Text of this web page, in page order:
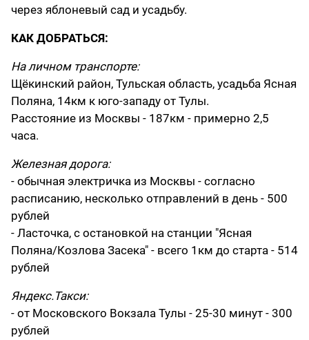
через яблоневый сад и усадьбу.
КАК ДОБРАТЬСЯ:
На личном транспорте:
Щёкинский район, Тульская область, усадьба Ясная
Поляна, 14км к юго-западу от Тулы.
Расстояние из Москвы - 187км - примерно 2,5
часа.
Железная дорога:
- обычная электричка из Москвы - согласно
расписанию, несколько отправлений в день - 500
рублей
- Ласточка, с остановкой на станции "Ясная
Поляна/Козлова Засека" - всего 1км до старта - 514
рублей
Яндекс.Такси:
- от Московского Вокзала Тулы - 25-30 минут - 300
рублей